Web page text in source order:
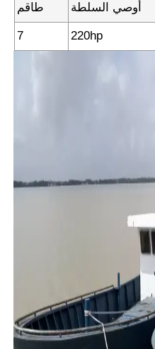
أوصي السلطة طاقم
220hp
7